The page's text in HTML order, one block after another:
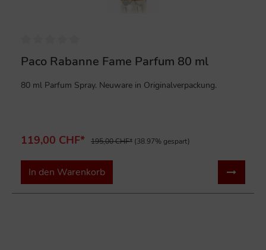
Paco Rabanne Fame Parfum 80 ml
80 ml Parfum Spray. Neuware in Originalverpackung.
119,00 CHF* 195,00 CHF* (38.97% gespart)
In den Warenkorb